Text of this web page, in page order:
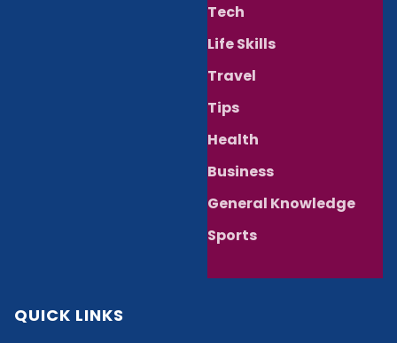
Tech
Life Skills
Travel
Tips
Health
Business
General Knowledge
Sports
QUICK LINKS